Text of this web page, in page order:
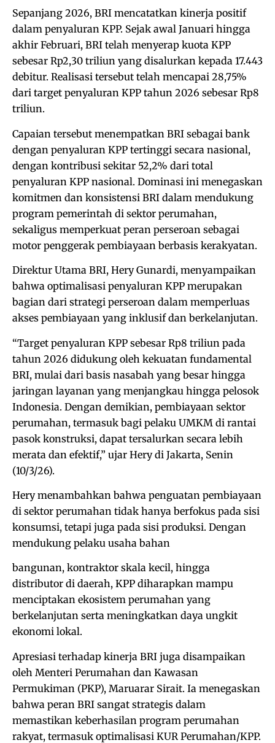
Sepanjang 2026, BRI mencatatkan kinerja positif
dalam penyaluran KPP. Sejak awal Januari hingga
akhir Februari, BRI telah menyerap kuota KPP
sebesar Rp2,30 triliun yang disalurkan kepada 17.443
debitur. Realisasi tersebut telah mencapai 28,75%
dari target penyaluran KPP tahun 2026 sebesar Rp8
triliun.
Capaian tersebut menempatkan BRI sebagai bank
dengan penyaluran KPP tertinggi secara nasional,
dengan kontribusi sekitar 52,2% dari total
penyaluran KPP nasional. Dominasi ini menegaskan
komitmen dan konsistensi BRI dalam mendukung
program pemerintah di sektor perumahan,
sekaligus memperkuat peran perseroan sebagai
motor penggerak pembiayaan berbasis kerakyatan.
Direktur Utama BRI, Hery Gunardi, menyampaikan
bahwa optimalisasi penyaluran KPP merupakan
bagian dari strategi perseroan dalam memperluas
akses pembiayaan yang inklusif dan berkelanjutan.
“Target penyaluran KPP sebesar Rp8 triliun pada
tahun 2026 didukung oleh kekuatan fundamental
BRI, mulai dari basis nasabah yang besar hingga
jaringan layanan yang menjangkau hingga pelosok
Indonesia. Dengan demikian, pembiayaan sektor
perumahan, termasuk bagi pelaku UMKM di rantai
pasok konstruksi, dapat tersalurkan secara lebih
merata dan efektif,” ujar Hery di Jakarta, Senin
(10/3/26).
Hery menambahkan bahwa penguatan pembiayaan
di sektor perumahan tidak hanya berfokus pada sisi
konsumsi, tetapi juga pada sisi produksi. Dengan
mendukung pelaku usaha bahan
bangunan, kontraktor skala kecil, hingga
distributor di daerah, KPP diharapkan mampu
menciptakan ekosistem perumahan yang
berkelanjutan serta meningkatkan daya ungkit
ekonomi lokal.
Apresiasi terhadap kinerja BRI juga disampaikan
oleh Menteri Perumahan dan Kawasan
Permukiman (PKP), Maruarar Sirait. Ia menegaskan
bahwa peran BRI sangat strategis dalam
memastikan keberhasilan program perumahan
rakyat, termasuk optimalisasi KUR Perumahan/KPP.